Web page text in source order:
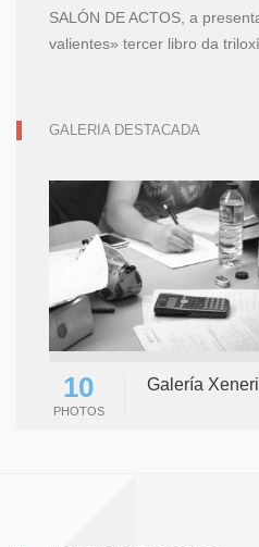
SALÓN DE ACTOS, a
valientes» tercer libro da
GALERIA DESTACADA
10
PHOTOS
Galería